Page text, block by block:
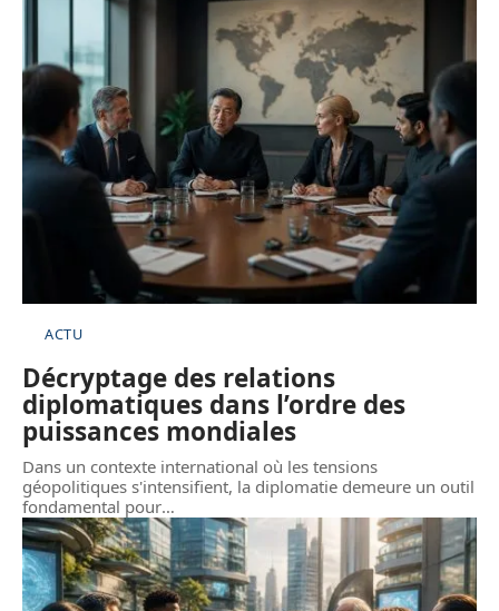
ACTU
Décryptage des relations
diplomatiques dans l’ordre des
puissances mondiales
Dans un contexte international où les tensions
géopolitiques s'intensifient, la diplomatie demeure un outil
fondamental pour…